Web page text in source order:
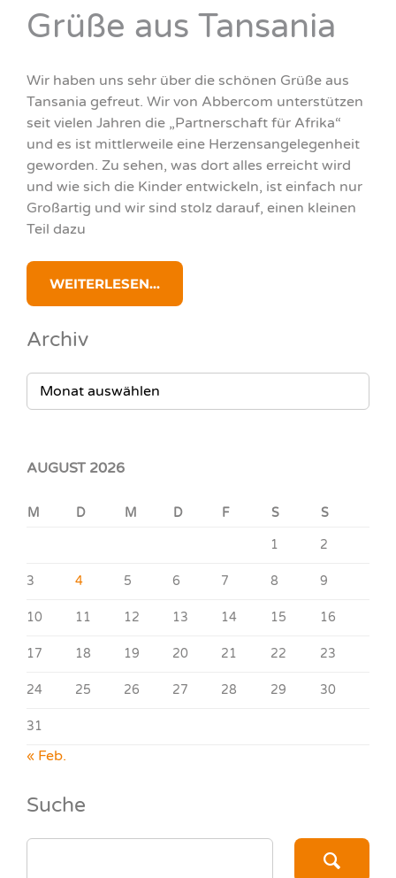
Grüße aus Tansania
Wir haben uns sehr über die schönen Grüße aus
Tansania gefreut. Wir von Abbercom unterstützen
seit vielen Jahren die „Partnerschaft für Afrika“
und es ist mittlerweile eine Herzensangelegenheit
geworden. Zu sehen, was dort alles erreicht wird
und wie sich die Kinder entwickeln, ist einfach nur
Großartig und wir sind stolz darauf, einen kleinen
Teil dazu
WEITERLESEN...
Archiv
ARCHIV
AUGUST 2026
M D M D F S S
1 2
3 4 5 6 7 8 9
10 11 12 13 14 15 16
17 18 19 20 21 22 23
24 25 26 27 28 29 30
31
« Feb.
Suche
SEARCH